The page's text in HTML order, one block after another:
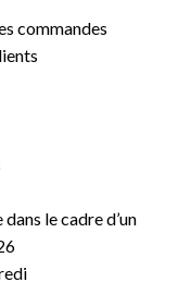
commandes
le cadre d’un